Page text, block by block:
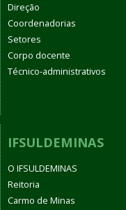
Direção
Coordenadorias
Setores
Corpo docente
Técnico-administrativos
IFSULDEMINAS
O IFSULDEMINAS
Reitoria
Carmo de Minas